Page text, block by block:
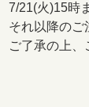
7/21(火)15時
それ以降の
ご了承の上、